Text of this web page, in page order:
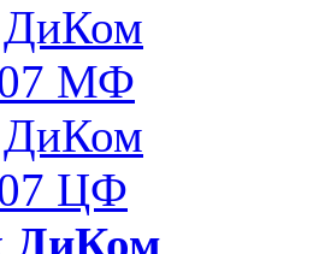
ДиКом
МФ
ДиКом
ЦФ